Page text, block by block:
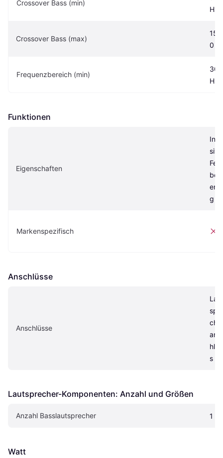
Crossover Bass (min)
Hz
Crossover Bass (max)
0
Frequenzbereich (min)
30
Hz
Funktionen
Eigen­schaften
sive
Fern
g
Markenspezifisch
Anschlüsse
Anschlüsse
hlus
s
Lautsprecher-Komponenten: Anzahl und Größen
Anzahl Basslautsprecher 1
Watt